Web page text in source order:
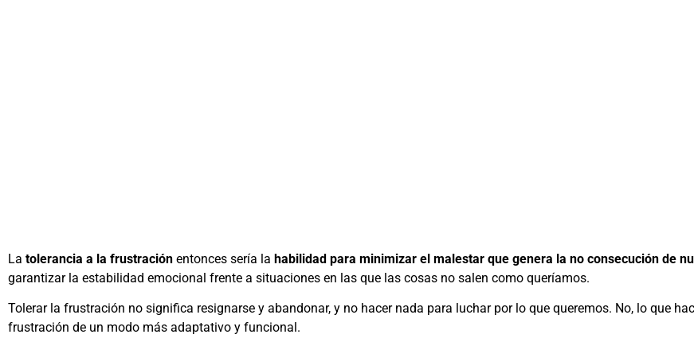
La tolerancia a la frustración entonces sería la habilidad para minimizar el malestar que genera la no consecución de
garantizar la estabilidad emocional frente a situaciones en las que las cosas no salen como queríamos.
Tolerar la frustración no significa resignarse y abandonar, y no hacer nada para luchar por lo que queremos. No, lo que
frustración de un modo más adaptativo y funcional.